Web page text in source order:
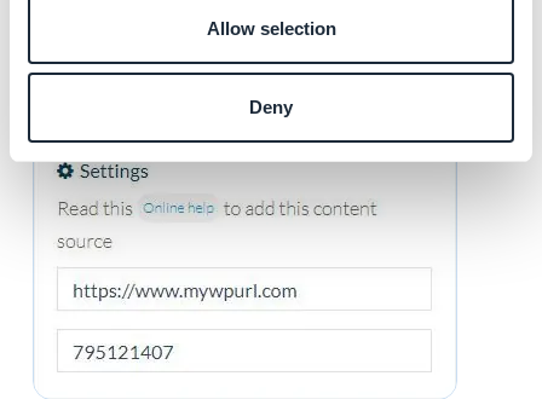
Allow selection
Deny